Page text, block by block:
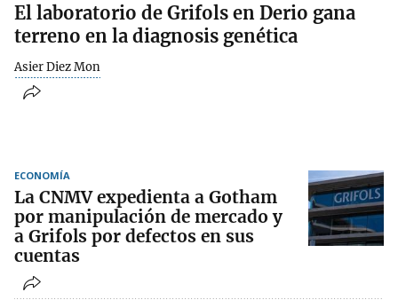
El laboratorio de Grifols en Derio gana
terreno en la diagnosis genética
Asier Diez Mon
ECONOMÍA
La CNMV expedienta a Gotham
por manipulación de mercado y
a Grifols por defectos en sus
cuentas